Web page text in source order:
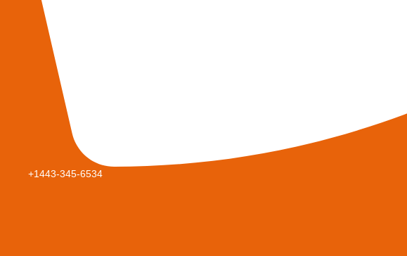
+1443-345-6534